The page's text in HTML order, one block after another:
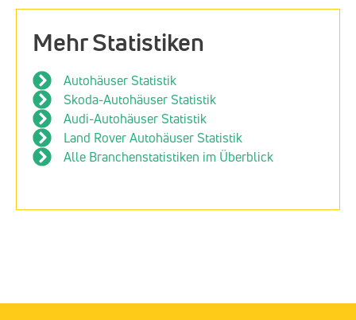
Mehr Statistiken
Autohäuser Statistik
Skoda-Autohäuser Statistik
Audi-Autohäuser Statistik
Land Rover Autohäuser Statistik
Alle Branchenstatistiken im Überblick